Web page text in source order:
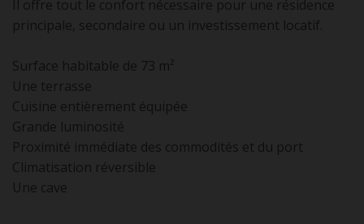
Il offre tout le confort nécessaire pour une résidence
principale, secondaire ou un investissement locatif.
Surface habitable de 73 m²
Une terrasse
Cuisine entièrement équipée
Grande luminosité
Proximité immédiate des commodités et du port
Climatisation réversible
Une cave